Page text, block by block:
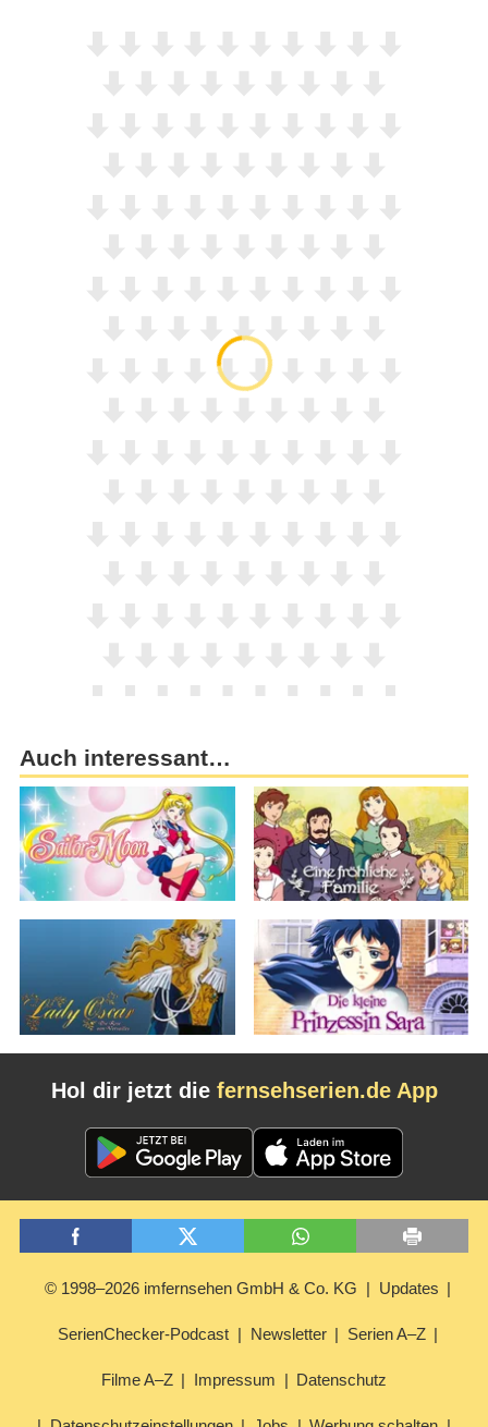
Auch interessant…
Hol dir jetzt die fernsehserien.de App
© 1998–2026 imfernsehen GmbH & Co. KG Updates
SerienChecker-Podcast Newsletter Serien A–Z
Filme A–Z Impressum Datenschutz